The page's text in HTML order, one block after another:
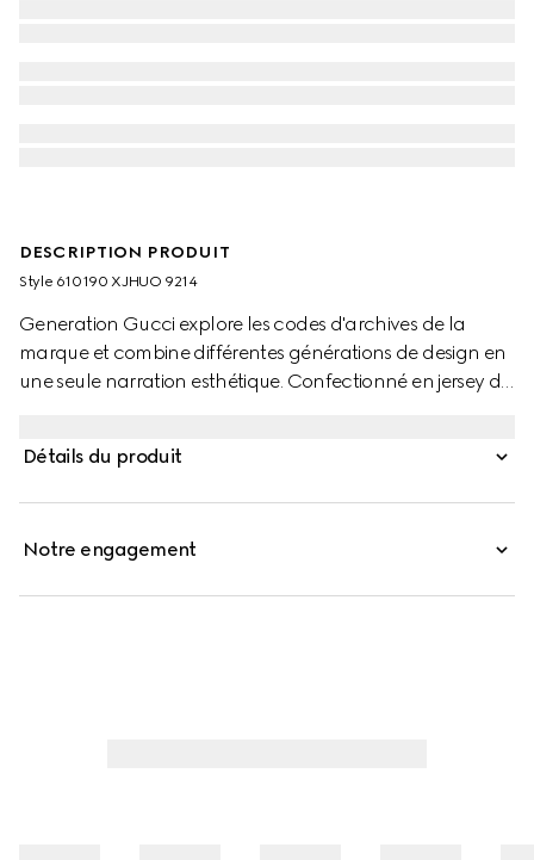
DESCRIPTION PRODUIT
Style ‎610190 XJHUO 9214
Generation Gucci explore les codes d'archives de la
marque et combine différentes générations de design en
une seule narration esthétique. Confectionné en jersey de
MR. MEN™ LITTLE MISS™.
Détails du produit
Notre engagement